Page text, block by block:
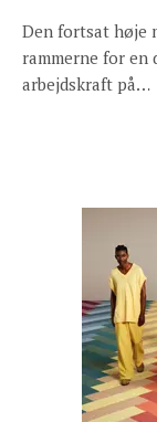
Den fortsat høje
rammerne for
arbejdskraft på…